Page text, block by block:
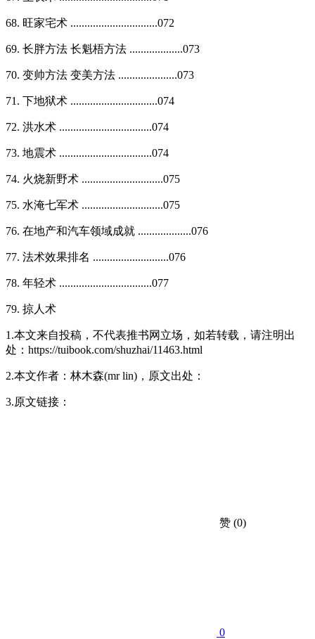
68. 旺家宅术 ...............................072
69. 长胖方法 长魁梧方法 ...................073
70. 变帅方法 变美方法 .....................073
71. 下地狱术 ...............................074
72. 洪水术 .................................074
73. 地震术 .................................074
74. 火烧新野术 .............................075
75. 水淹七军术 .............................075
76. 在地产和汽车领域成就 ...................076
77. 法术效果排名 ...........................076
78. 年轻术 .................................077
79. 掠人术
1.本文来自投稿，不代表推书网立场，如若转载，请注明出
处：https://tuibook.com/shuzhai/11463.html
2.本文作者：林木森(mr lin)，原文出处：
3.原文链接：
赞 (0)
0